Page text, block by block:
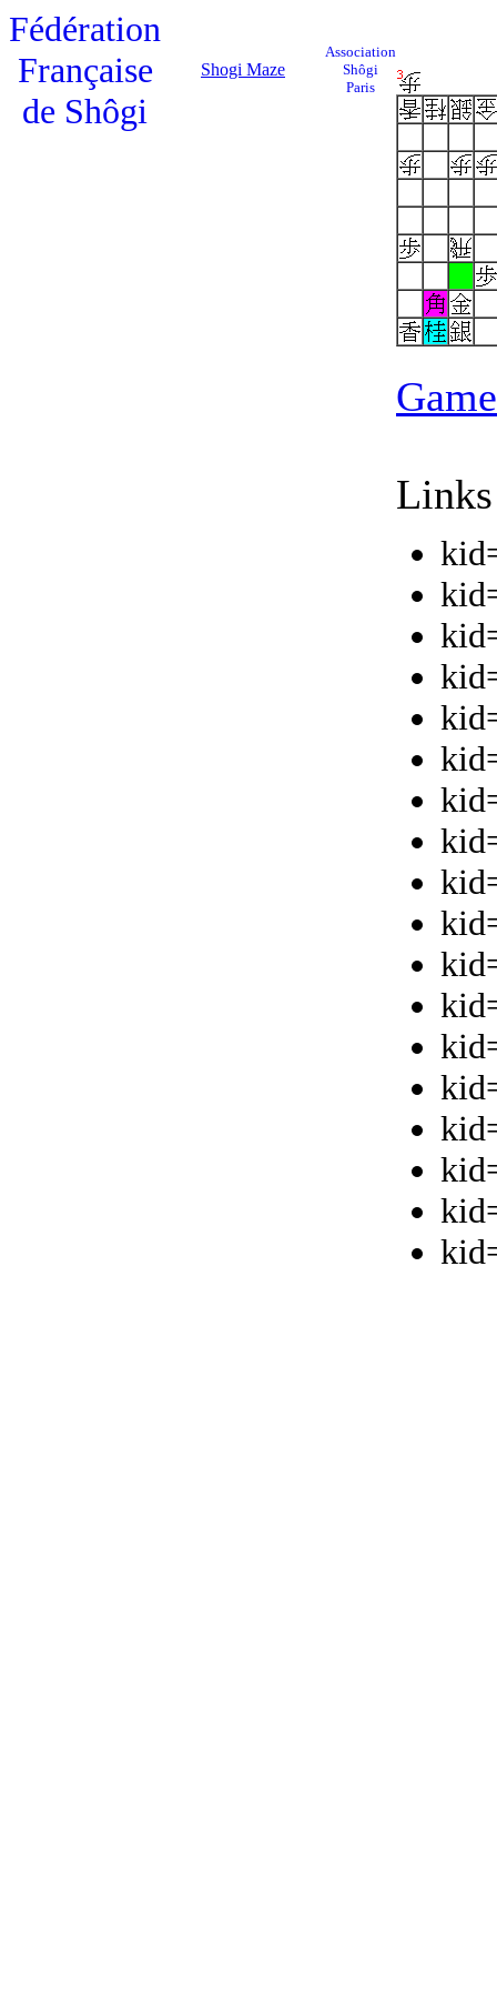
Fédération
Française
de Shôgi
Shogi Maze
Association
Shôgi
Paris